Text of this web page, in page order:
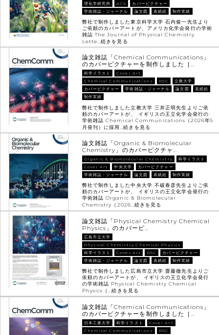
理化学研究所
ACS
カバーピクチャー
学術雑誌・ジャーナル
論文図 表紙絵 制作実績
弊社で制作しました東京科学大学 石内俊一先生より
ご依頼のカバーアートが、アメリカ化学会発行の学術
雑誌 The Journal of Physical Chemistry
Lette…続きを見る
論文雑誌「Chemical Communications」
のカバーピクチャーを制作しました［…
科学イラスト
Cover Art
Chemical Communications
RSC
立教大学
カバーピクチャー
学術雑誌・ジャーナル 論文図
表紙絵
制作実績
弊社で制作しました立教大学 三井正明先生よりご依
頼のカバーアートが、 イギリスの王立化学会発行の
学術雑誌 Chemical Communications（2026年5
月発刊）に採用…続きを見る
論文雑誌「Organic & Biomolecular
Chemistry」のカバーピクチャ…
Organic & Biomolecular Chemistry
科学イラスト
Cover Art
中央大学
カバーピクチャー
学術雑誌・ジャーナル
論文図 表紙絵 制作実績
弊社で制作しました中央大学 不破春彦先生よりご依
頼のカバーアートが、 イギリスの王立化学会発行の
学術雑誌 Organic & Biomolecular
Chemistry（2026…続きを見る
論文雑誌「Physical Chemistry Chemical
Physics」のカバーピ…
広島市立大学
Physical Chemistry Chemical Physics
科学イラスト
Cover Art RSC
カバーピクチャー
学術雑誌・ジャーナル
論文図 表紙絵 制作実績
弊社で制作しました広島市立大学 齋藤徹先生よりご
依頼のカバーアートが、 イギリスの王立化学会発行
の学術雑誌 Physical Chemistry Chemical
Physics（…続きを見る
論文雑誌「Chemical Communications」
のカバーピクチャーを制作しました［…
日本工業大学 科学イラスト
Cover Art
Chemical Communications
RSC